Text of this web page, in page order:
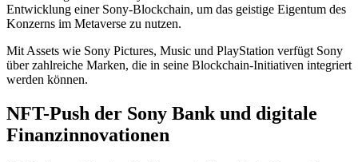
Entwicklung einer Sony-Blockchain, um das geistige Eigentum des
Konzerns im Metaverse zu nutzen.
Mit Assets wie Sony Pictures, Music und PlayStation verfügt Sony
über zahlreiche Marken, die in seine Blockchain-Initiativen integriert
werden können.
NFT-Push der Sony Bank und digitale
Finanzinnovationen